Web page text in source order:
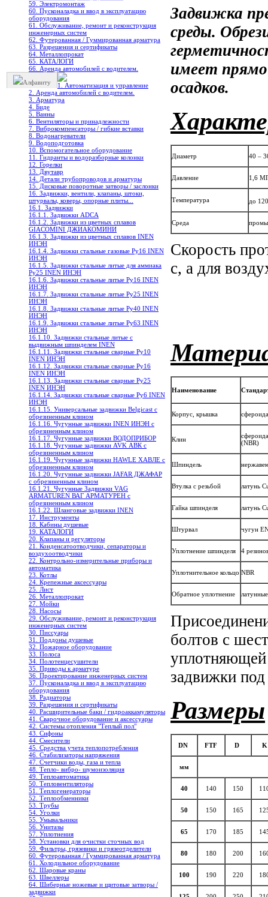
59. Электромонтаж
60. Пусконаладка и ввод в эксплуатацию
оборудования
61. Обслуживание, ремонт и реконструкция
инженерных систем
62. Футерованная / Гуммированная арматура
63. Разрешения и сертификаты
64. Металлопрокат
65. КАТАЛОГИ
66. Аренда автомобилей с водителем.
Алфавиту
1. Автоматизация и управление
2. Аренда автомобилей с водителем.
3. Арматура
4. Биде
5. Ванны
6. Вентиляторы и принадлежности
7. Виброкомпенсаторы / гибкие вставки
8. Водонагреватели
9. Водоподготовка
10. Вспомогательное оборудование
11. Гидранты и водоразборные колонки
12. Горелки
13. Двутавр
14. Детали трубопроводов и арматуры
15. Дисковые поворотные затворы / заслонки
16. Задвижки, вентили, клапаны, штоки,
штурвалы, коверы, опорные плиты...
16.1. Задвижки
16.1.1. Задвижки ADCA
16.1.2. Задвижки из цветных сплавов
GIACOMINI ДЖИАКОМИНИ
16.1.3. Задвижки из цветных сплавов INEN
ИНЭН
16.1.4. Задвижки стальные газовые Ру16 INEN
ИНЭН
16.1.5. Задвижки стальные литые для аммиака
Ру25 INEN ИНЭН
16.1.6. Задвижки стальные литые Ру16 INEN
ИНЭН
16.1.7. Задвижки стальные литые Ру25 INEN
ИНЭН
16.1.8. Задвижки стальные литые Ру40 INEN
ИНЭН
16.1.9. Задвижки стальные литые Ру63 INEN
ИНЭН
16.1.10. Задвижки стальные литые с
выдвижным шпинделем INEN
16.1.11. Задвижки стальные сварные Ру10
INEN ИНЭН
16.1.12. Задвижки стальные сварные Ру16
INEN ИНЭН
16.1.13. Задвижки стальные сварные Ру25
INEN ИНЭН
16.1.14. Задвижки стальные сварные Ру6 INEN
ИНЭН
16.1.15. Универсальные задвижки Belgicast с
обрезиненным клином
16.1.16. Чугунные задвижки INEN ИНЭН c
обрезиненным клином
16.1.17. Чугунные задвижки ВОДОПРИБОР
16.1.18. Чугунные задвижки AVK АВК с
обрезиненным клином
16.1.19. Чугунные задвижки HAWLE ХАВЛЕ с
обрезиненным клином
16.1.20. Чугунные задвижки JAFAR ДЖАФАР
с обрезиненным клином
16.1.21. Чугунные Задвижки VAG
ARMATUREN ВАГ АРМАТУРЕН с
обрезиненным клином
16.1.22. Шланговые задвижки INEN
17. Инструменты
18. Кабины душевые
19. КАТАЛОГИ
20. Клапаны и регуляторы
21. Конденсатоотводчики, сепараторы и
воздухоотводчики
22. Контрольно-измерительные приборы и
автоматика
23. Котлы
24. Крепежные аксессуары
25. Лист
26. Металлопрокат
27. Мойки
28. Насосы
29. Обслуживание, ремонт и реконструкция
инженерных систем
30. Писсуары
31. Поддоны душевые
32. Пожарное оборудование
33. Полоса
34. Полотенцесушители
35. Приводы к арматуре
36. Проектирование инженерных систем
37. Пусконаладка и ввод в эксплуатацию
оборудования
38. Радиаторы
39. Разрешения и сертификаты
40. Расширительные баки / гидроаккамуляторы
41. Сварочное оборудование и аксессуары
42. Системы отопления "Теплый пол"
43. Сифоны
44. Смесители
45. Средства учета теплопотребления
46. Стабилизаторы напряжения
47. Счетчики воды, газа и тепла
48. Тепло- вибро- шумоизоляция
49. Теплоавтоматика
50. Тепловентиляторы
51. Теплогенераторы
52. Теплообменники
53. Трубы
54. Уголки
55. Умывальники
56. Унитазы
57. Уплотнения
58. Установки для очистки сточных вод
59. Фильтры, грязевики и грязеотделители
60. Футерованная / Гуммированная арматура
61. Холодильное oборудование
62. Шаровые краны
63. Швеллеры
64. Шиберные ножевые и щитовые затворы /
задвижки
Задвижка
среды.
имеет
осадков.
Диаметр 40 –
Давление 1,6
Температура до 120
Среда
Скорость
с, а для
Наименование
Корпус, крышка
Клин
(NBR)
Шпиндель
Втулка с резьбой латунь
Гайка шпинделя латунь
Штурвал чугун
Уплотнение шпинделя 4
Уплотнительное кольцо NBR
Обратное уплотнение
болтов с
уплотняющей
задвижки
Размеры
DN FTF D K
мм
40 140 150
50 150 165
65 170 185
80 180 200
100 190 220